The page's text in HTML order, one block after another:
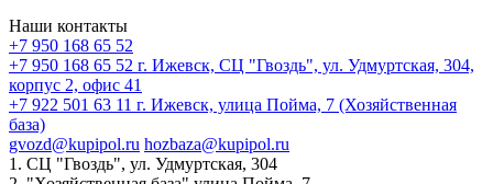
Наши контакты
+7 950 168 65 52
+7 950 168 65 52 г. Ижевск, СЦ "Гвоздь", ул. Удмуртская, 304,
корпус 2, офис 41
+7 922 501 63 11 г. Ижевск, улица Пойма, 7 (Хозяйственная
база)
gvozd@kupipol.ru hozbaza@kupipol.ru
1. СЦ "Гвоздь", ул. Удмуртская, 304